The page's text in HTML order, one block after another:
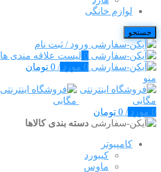
لوازم خانگی
جستجو
ورود / ثبت نام
0 لیست علاقه مندی ها
0 مورد /
0 تومان
منو
0 مورد /
0 تومان
دسته بندی کالاها
کامپیوتر
کیبورد
ماوس